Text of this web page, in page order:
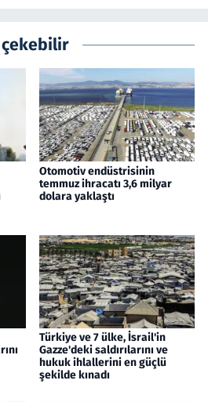
Otomotiv endüstrisinin
temmuz ihracatı 3,6 milyar
dolara yaklaştı
Türkiye ve 7 ülke, İsrail'in
Gazze'deki saldırılarını ve
hukuk ihlallerini en güçlü
şekilde kınadı